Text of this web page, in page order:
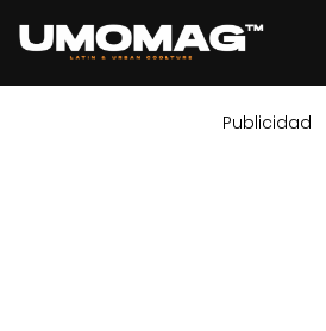
Publicidad